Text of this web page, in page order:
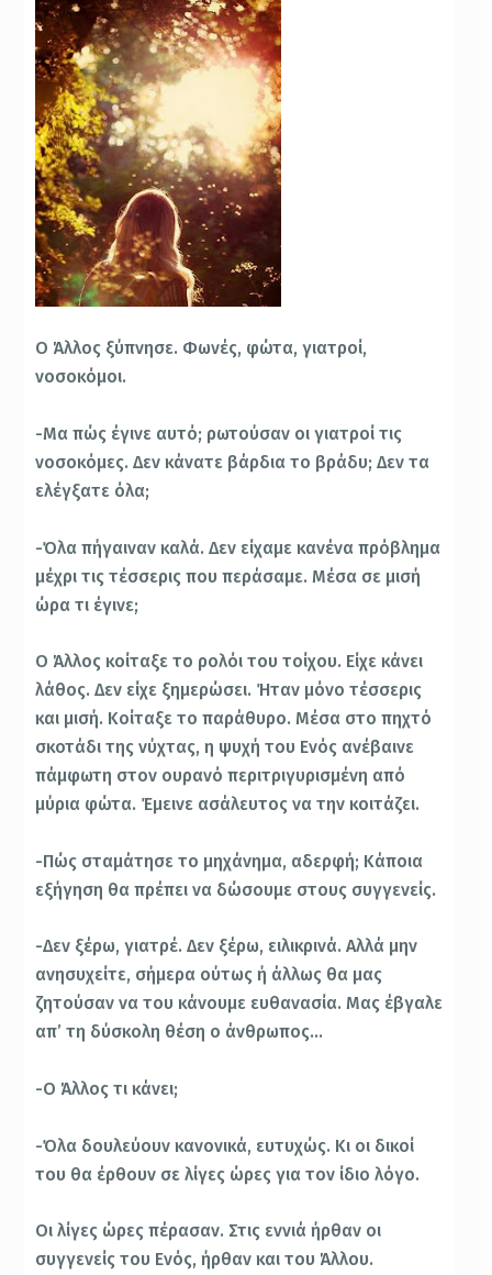
Ο Άλλος ξύπνησε. Φωνές, φώτα, γιατροί,
νοσοκόμοι.
-Μα πώς έγινε αυτό; ρωτούσαν οι γιατροί τις
νοσοκόμες. Δεν κάνατε βάρδια το βράδυ; Δεν τα
ελέγξατε όλα;
-Όλα πήγαιναν καλά. Δεν είχαμε κανένα πρόβλημα
μέχρι τις τέσσερις που περάσαμε. Μέσα σε μισή
ώρα τι έγινε;
Ο Άλλος κοίταξε το ρολόι του τοίχου. Είχε κάνει
λάθος. Δεν είχε ξημερώσει. Ήταν μόνο τέσσερις
και μισή. Κοίταξε το παράθυρο. Μέσα στο πηχτό
σκοτάδι της νύχτας, η ψυχή του Ενός ανέβαινε
πάμφωτη στον ουρανό περιτριγυρισμένη από
μύρια φώτα. Έμεινε ασάλευτος να την κοιτάζει.
-Πώς σταμάτησε το μηχάνημα, αδερφή; Κάποια
εξήγηση θα πρέπει να δώσουμε στους συγγενείς.
-Δεν ξέρω, γιατρέ. Δεν ξέρω, ειλικρινά. Αλλά μην
ανησυχείτε, σήμερα ούτως ή άλλως θα μας
ζητούσαν να του κάνουμε ευθανασία. Μας έβγαλε
απ’ τη δύσκολη θέση ο άνθρωπος…
-Ο Άλλος τι κάνει;
-Όλα δουλεύουν κανονικά, ευτυχώς. Κι οι δικοί
του θα έρθουν σε λίγες ώρες για τον ίδιο λόγο.
Οι λίγες ώρες πέρασαν. Στις εννιά ήρθαν οι
συγγενείς του Ενός, ήρθαν και του Άλλου.